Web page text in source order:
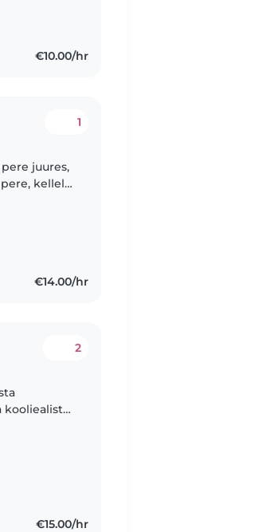
€10.00/hr
1
kellele
€14.00/hr
2
kooliealiste
€15.00/hr